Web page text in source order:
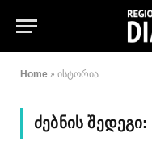
Home » ისტორია
ᲫᲔᲑᲜᲘᲡ ᲨᲔᲓᲔᲒᲘ: